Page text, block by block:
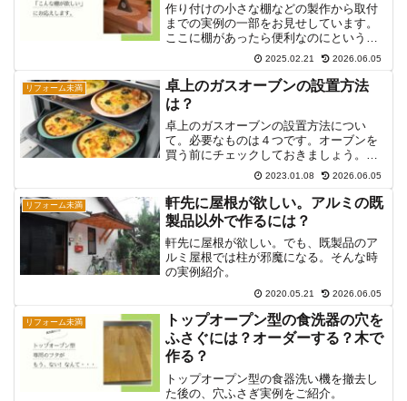
作り付けの小さな棚などの製作から取付
までの実例の一部をお見せしています。
ここに棚があったら便利なのにというご
要望にお応えします。2025.02.21 2026.06.05
リフォーム未満
卓上のガスオーブンの設置方法
は？
卓上のガスオーブンの設置方法につい
て。必要なものは４つです。オーブンを
買う前にチェックしておきましょう。ま
た、設置条件が合わなくても、岐阜県内
なら現場確認いたします。
2023.01.08 2026.06.05
リフォーム未満
軒先に屋根が欲しい。アルミの既
製品以外で作るには？
軒先に屋根が欲しい。でも、既製品のア
ルミ屋根では柱が邪魔になる。そんな時
の実例紹介。
2020.05.21 2026.06.05
リフォーム未満
トップオープン型の食洗器の穴を
ふさぐには？オーダーする？木で
作る？
トップオープン型の食器洗い機を撤去し
た後の、穴ふさぎ実例をご紹介。